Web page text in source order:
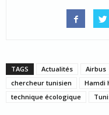
TAGS Actualités Airbus
chercheur tunisien
Hamdi
technique écologique